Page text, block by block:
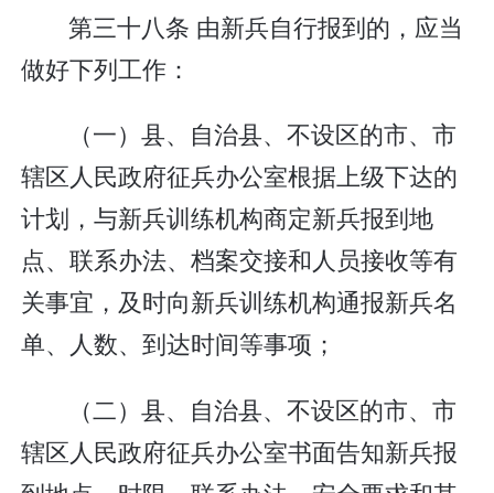
第三十八条 由新兵自行报到的，应当
做好下列工作：
（一）县、自治县、不设区的市、市
辖区人民政府征兵办公室根据上级下达的
计划，与新兵训练机构商定新兵报到地
点、联系办法、档案交接和人员接收等有
关事宜，及时向新兵训练机构通报新兵名
单、人数、到达时间等事项；
（二）县、自治县、不设区的市、市
辖区人民政府征兵办公室书面告知新兵报